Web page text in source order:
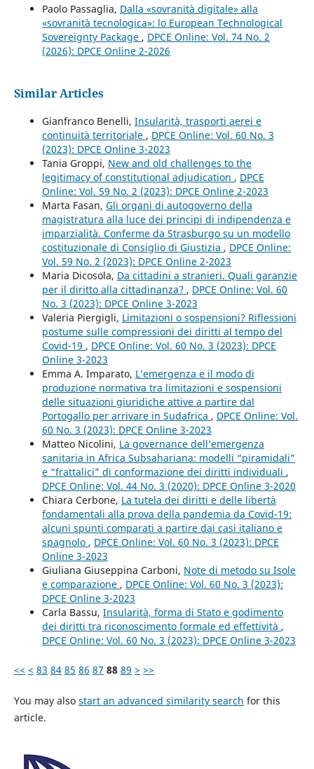
Paolo Passaglia, Dalla «sovranità digitale» alla
«sovranità tecnologica»: lo European Technological
Sovereignty Package , DPCE Online: Vol. 74 No. 2
(2026): DPCE Online 2-2026
Similar Articles
Gianfranco Benelli, Insularità, trasporti aerei e
continuità territoriale , DPCE Online: Vol. 60 No. 3
(2023): DPCE Online 3-2023
Tania Groppi, New and old challenges to the
legitimacy of constitutional adjudication , DPCE
Online: Vol. 59 No. 2 (2023): DPCE Online 2-2023
Marta Fasan, Gli organi di autogoverno della
magistratura alla luce dei principi di indipendenza e
imparzialità. Conferme da Strasburgo su un modello
costituzionale di Consiglio di Giustizia , DPCE Online:
Vol. 59 No. 2 (2023): DPCE Online 2-2023
Maria Dicosola, Da cittadini a stranieri. Quali garanzie
per il diritto alla cittadinanza? , DPCE Online: Vol. 60
No. 3 (2023): DPCE Online 3-2023
Valeria Piergigli, Limitazioni o sospensioni? Riflessioni
postume sulle compressioni dei diritti al tempo del
Covid-19 , DPCE Online: Vol. 60 No. 3 (2023): DPCE
Online 3-2023
Emma A. Imparato, L’emergenza e il modo di
produzione normativa tra limitazioni e sospensioni
delle situazioni giuridiche attive a partire dal
Portogallo per arrivare in Sudafrica , DPCE Online: Vol.
60 No. 3 (2023): DPCE Online 3-2023
Matteo Nicolini, La governance dell’emergenza
sanitaria in Africa Subsahariana: modelli “piramidali”
e “frattalici” di conformazione dei diritti individuali ,
DPCE Online: Vol. 44 No. 3 (2020): DPCE Online 3-2020
Chiara Cerbone, La tutela dei diritti e delle libertà
fondamentali alla prova della pandemia da Covid-19:
alcuni spunti comparati a partire dai casi italiano e
spagnolo , DPCE Online: Vol. 60 No. 3 (2023): DPCE
Online 3-2023
Giuliana Giuseppina Carboni, Note di metodo su Isole
e comparazione , DPCE Online: Vol. 60 No. 3 (2023):
DPCE Online 3-2023
Carla Bassu, Insularità, forma di Stato e godimento
dei diritti tra riconoscimento formale ed effettività ,
DPCE Online: Vol. 60 No. 3 (2023): DPCE Online 3-2023
<< < 83 84 85 86 87 88 89 > >>
You may also start an advanced similarity search for this
article.